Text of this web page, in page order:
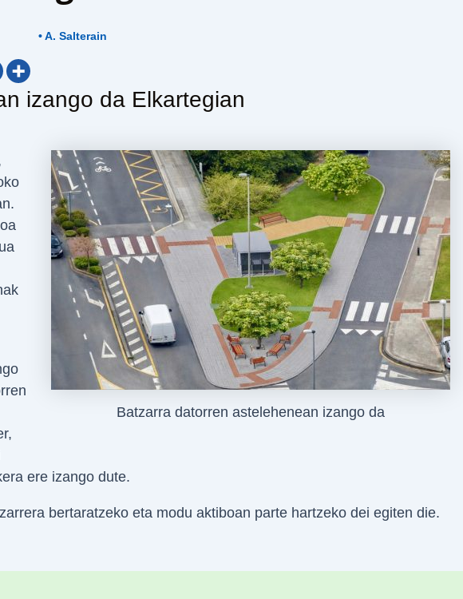
• A. Salterain
izango da Elkartegian
Batzarra datorren astelehenean izango da
ere izango dute.
bertaratzeko eta modu aktiboan parte hartzeko dei egiten die.